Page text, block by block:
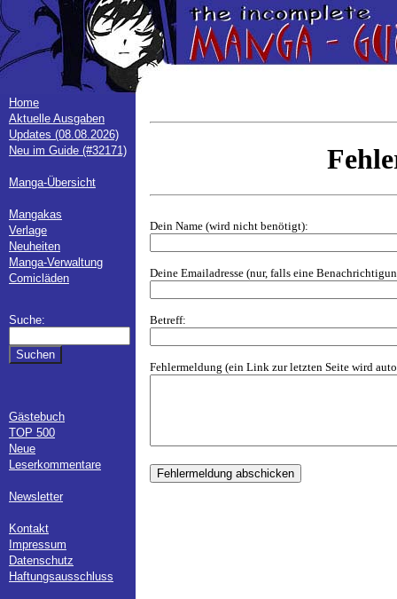
Home
Aktuelle Ausgaben
Updates (08.08.2026)
Neu im Guide (#32171)
Manga-Übersicht
Mangakas
Verlage
Neuheiten
Manga-Verwaltung
Comicläden
Suche:
Gästebuch
TOP 500
Neue
Leserkommentare
Newsletter
Kontakt
Impressum
Datenschutz
Haftungsausschluss
Dein Name (wird nicht benötigt):
Deine Emailadresse (nur, falls eine
Betreff:
Fehlermeldung (ein Link zur letzten Seite wird
Fehlermeldung abschicken